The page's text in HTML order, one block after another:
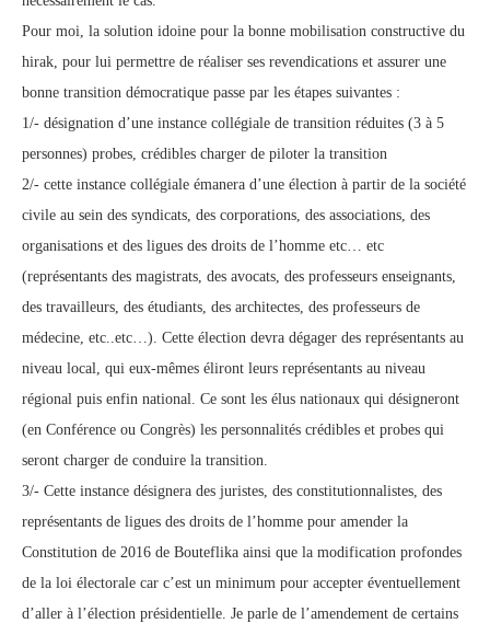
Pour moi, la solution idoine pour la bonne mobilisation constructive du
hirak, pour lui permettre de réaliser ses revendications et assurer une
bonne transition démocratique passe par les étapes suivantes :
1/- désignation d’une instance collégiale de transition réduites (3 à 5
personnes) probes, crédibles charger de piloter la transition
2/- cette instance collégiale émanera d’une élection à partir de la société
civile au sein des syndicats, des corporations, des associations, des
organisations et des ligues des droits de l’homme etc… etc
(représentants des magistrats, des avocats, des professeurs enseignants,
des travailleurs, des étudiants, des architectes, des professeurs de
médecine, etc..etc…). Cette élection devra dégager des représentants au
niveau local, qui eux-mêmes éliront leurs représentants au niveau
régional puis enfin national. Ce sont les élus nationaux qui désigneront
(en Conférence ou Congrès) les personnalités crédibles et probes qui
seront charger de conduire la transition.
3/- Cette instance désignera des juristes, des constitutionnalistes, des
représentants de ligues des droits de l’homme pour amender la
Constitution de 2016 de Bouteflika ainsi que la modification profondes
de la loi électorale car c’est un minimum pour accepter éventuellement
d’aller à l’élection présidentielle. Je parle de l’amendement de certains